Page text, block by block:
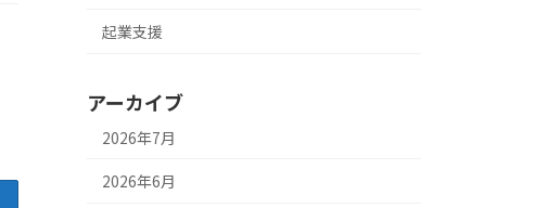
起業支援
アーカイブ
2026年7月
2026年6月